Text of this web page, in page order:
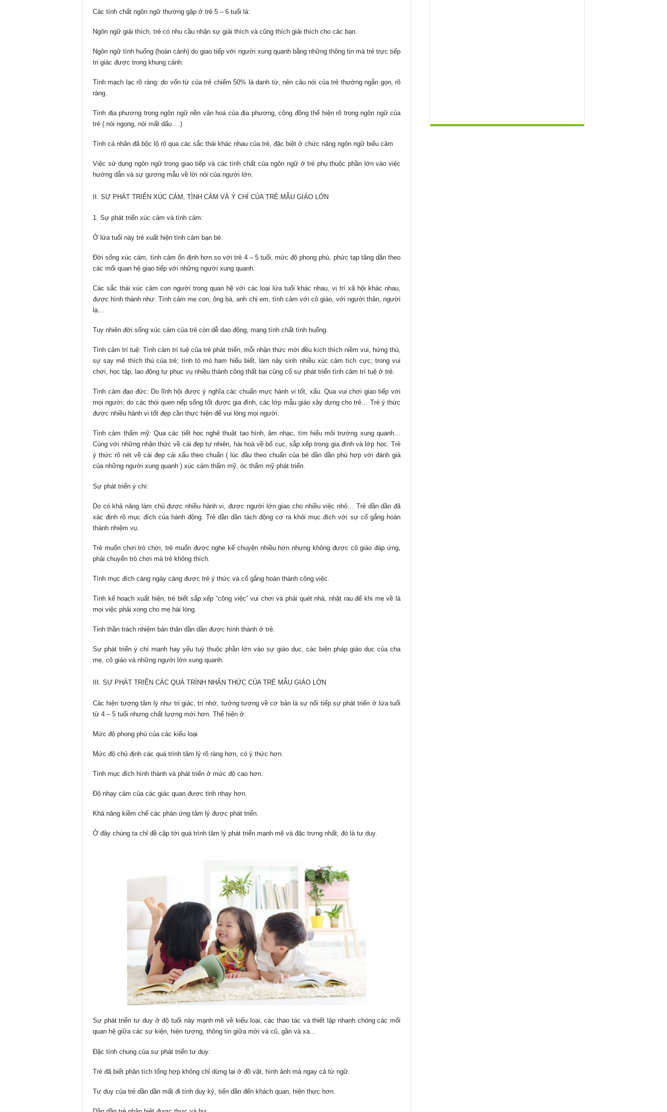
Các tính chất ngôn ngữ thường gặp ở trẻ 5 – 6 tuổi là:
Ngôn ngữ giải thích, trẻ có nhu cầu nhận sự giải thích và cũng thích giải thích cho các bạn.
Ngôn ngữ tình huống (hoàn cảnh) do giao tiếp với người xung quanh bằng những thông tin mà trẻ trực tiếp
tri giác được trong khung cảnh.
Tính mạch lạc rõ ràng: do vốn từ của trẻ chiếm 50% là danh từ, nên câu nói của trẻ thường ngắn gọn, rõ
ràng.
Tính địa phương trong ngôn ngữ nền văn hoá của địa phương, cộng đồng thể hiện rõ trong ngôn ngữ của
trẻ ( nói ngọng, nói mất dấu …)
Tính cá nhân đã bộc lộ rõ qua các sắc thái khác nhau của trẻ, đặc biệt ở chức năng ngôn ngữ biểu cảm
Việc sử dụng ngôn ngữ trong giao tiếp và các tính chất của ngôn ngữ ở trẻ phụ thuộc phần lớn vào việc
hướng dẫn và sự gương mẫu về lời nói của người lớn.
II. SỰ PHÁT TRIỂN XÚC CẢM, TÌNH CẢM VÀ Ý CHÍ CỦA TRẺ MẪU GIÁO LỚN
1. Sự phát triển xúc cảm và tình cảm:
Ở lứa tuổi này trẻ xuất hiện tình cảm bạn bè.
Đời sống xúc cảm, tình cảm ổn định hơn so với trẻ 4 – 5 tuổi, mức độ phong phú, phức tạp tăng dần theo
các mối quan hệ giao tiếp với những người xung quanh.
Các sắc thái xúc cảm con người trong quan hệ với các loại lứa tuổi khác nhau, vị trí xã hội khác nhau,
được hình thành như: Tình cảm mẹ con, ông bà, anh chị em, tình cảm với cô giáo, với người thân, người
lạ…
Tuy nhiên đời sống xúc cảm của trẻ còn dễ dao động, mang tính chất tình huống.
Tình cảm trí tuệ: Tình cảm trí tuệ của trẻ phát triển, mỗi nhận thức mới đều kích thích niềm vui, hứng thú,
sự say mê thích thú của trẻ; tính tò mò ham hiểu biết, làm nảy sinh nhiều xúc cảm tích cực; trong vui
chơi, học tập, lao động tự phục vụ nhiều thành công thất bại củng cố sự phát triển tình cảm trí tuệ ở trẻ.
Tình cảm đạo đức: Do lĩnh hội được ý nghĩa các chuẩn mực hành vi tốt, xấu. Qua vui chơi giao tiếp với
mọi người; do các thói quen nếp sống tốt được gia đình, các lớp mẫu giáo xây dựng cho trẻ… Trẻ ý thức
được nhiều hành vi tốt đẹp cần thực hiện để vui lòng mọi người.
Tình cảm thẩm mỹ: Qua các tiết học nghệ thuật tạo hình, âm nhạc, tìm hiểu môi trường xung quanh…
Cùng với những nhận thức về cái đẹp tự nhiên, hài hoà về bố cục, sắp xếp trong gia đình và lớp học. Trẻ
ý thức rõ nét về cái đẹp cái xấu theo chuẩn ( lúc đầu theo chuẩn của bé dần dần phù hợp với đánh giá
của những người xung quanh ) xúc cảm thẩm mỹ, óc thẩm mỹ phát triển.
Sự phát triển ý chí:
Do có khả năng làm chủ được nhiều hành vi, được người lớn giao cho nhiều việc nhỏ… Trẻ dần dần đã
xác định rõ mục đích của hành động. Trẻ dần dần tách động cơ ra khỏi mục đích với sự cố gắng hoàn
thành nhiệm vụ.
Trẻ muốn chơi trò chơi, trẻ muốn được nghe kể chuyện nhiều hơn nhưng không được cô giáo đáp ứng,
phải chuyển trò chơi mà trẻ không thích.
Tính mục đích càng ngày càng được trẻ ý thức và cố gắng hoàn thành công việc.
Tình kế hoạch xuất hiện, trẻ biết sắp xếp “công việc” vui chơi và phải quét nhà, nhặt rau để khi mẹ về là
mọi việc phải xong cho mẹ hài lòng.
Tinh thần trách nhiệm bản thân dần dần được hình thành ở trẻ.
Sự phát triển ý chí mạnh hay yếu tuỳ thuộc phần lớn vào sự giáo dục, các biện pháp giáo dục của cha
mẹ, cô giáo và những người lớn xung quanh.
III. SỰ PHÁT TRIỂN CÁC QUÁ TRÌNH NHẬN THỨC CỦA TRẺ MẪU GIÁO LỚN
Các hiện tượng tâm lý như tri giác, trí nhớ, tưởng tượng về cơ bản là sự nối tiếp sự phát triển ở lứa tuổi
từ 4 – 5 tuổi nhưng chất lượng mới hơn. Thể hiện ở:
Mức độ phong phú của các kiểu loại
Mức độ chủ định các quá trình tâm lý rõ ràng hơn, có ý thức hơn.
Tính mục đích hình thành và phát triển ở mức độ cao hơn.
Độ nhạy cảm của các giác quan được tinh nhạy hơn.
Khả năng kiềm chế các phản ứng tâm lý được phát triển.
Ở đây chúng ta chỉ đề cập tới quá trình tâm lý phát triển mạnh mẽ và đặc trưng nhất, đó là tư duy.
Sự phát triển tư duy ở độ tuổi này mạnh mẽ về kiểu loại, các thao tác và thiết lập nhanh chóng các mối
quan hệ giữa các sự kiện, hiện tượng, thông tin giữa mới và cũ, gần và xa…
Đặc tính chung của sự phát triển tư duy:
Trẻ đã biết phân tích tổng hợp không chỉ dừng lại ở đồ vật, hình ảnh mà ngay cả từ ngữ.
Tư duy của trẻ dần dần mất đi tính duy kỷ, tiến dần đến khách quan, hiện thực hơn.